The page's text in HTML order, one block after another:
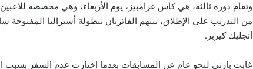
وتقام دورة ثالثة، هي كأس غرامبيز، يوم الأربعاء، وهي مخصصة
من التدريب على الإطلاق، بينهم الفائزتان ببطولة أستراليا المفتوحة
أنجليك كيربر.
غابت بارتي لنحو عام عن المسابقات بعدما اختارت عدم السفر بسبب